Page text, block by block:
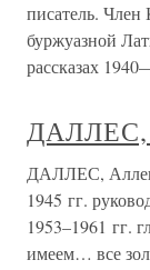
писатель.
буржуазной
рассказах
ДАЛЛЕС,
ДАЛЛЕС, Аллен
1945 гг.
1953–1961 гг.
имеем… все